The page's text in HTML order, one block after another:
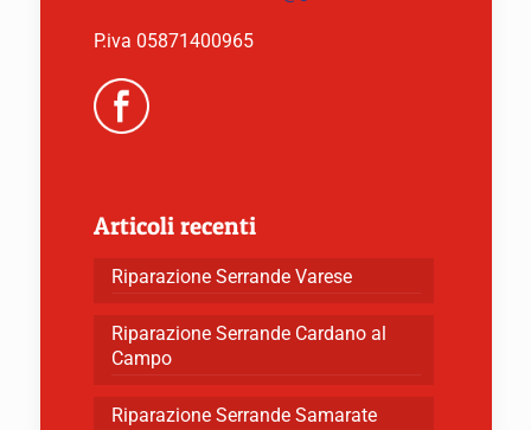
P.iva 05871400965
Articoli recenti
Riparazione Serrande Varese
Riparazione Serrande Cardano al
Campo
Riparazione Serrande Samarate